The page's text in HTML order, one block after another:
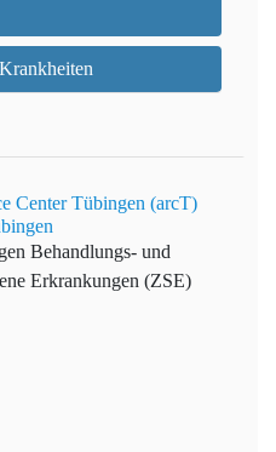
Center Tübingen (arcT)
Behandlungs- und
Erkrankungen (ZSE)